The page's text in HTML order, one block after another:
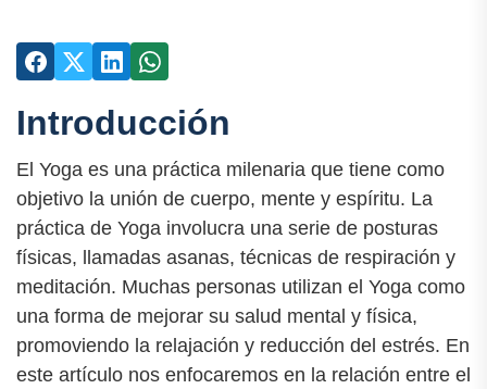
Introducción
El Yoga es una práctica milenaria que tiene como
objetivo la unión de cuerpo, mente y espíritu. La
práctica de Yoga involucra una serie de posturas
físicas, llamadas asanas, técnicas de respiración y
meditación. Muchas personas utilizan el Yoga como
una forma de mejorar su salud mental y física,
promoviendo la relajación y reducción del estrés. En
este artículo nos enfocaremos en la relación entre el